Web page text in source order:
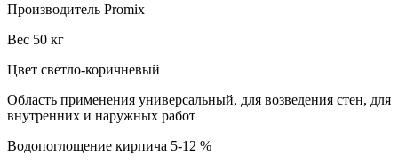
Производитель Promix
Вес 50 кг
Цвет светло-коричневый
Область применения универсальный, для возведения стен, для
внутренних и наружных работ
Водопоглощение кирпича 5-12 %